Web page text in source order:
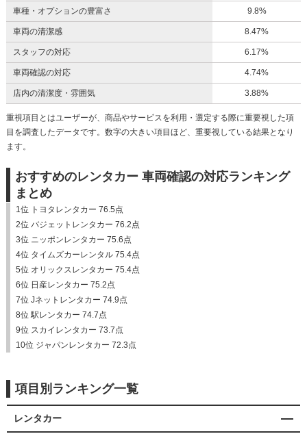
車種・オプションの豊富さ 9.8%
車両の清潔感 8.47%
スタッフの対応 6.17%
車両確認の対応 4.74%
店内の清潔度・雰囲気 3.88%
重視項目とはユーザーが、商品やサービスを利用・選定する際に重要視した項
目を調査したデータです。数字の大きい項目ほど、重要視している結果となり
ます。
おすすめのレンタカー 車両確認の対応ランキング
まとめ
1位 トヨタレンタカー 76.5点
2位 バジェットレンタカー 76.2点
3位 ニッポンレンタカー 75.6点
4位 タイムズカーレンタル 75.4点
5位 オリックスレンタカー 75.4点
6位 日産レンタカー 75.2点
7位 Jネットレンタカー 74.9点
8位 駅レンタカー 74.7点
9位 スカイレンタカー 73.7点
10位 ジャパンレンタカー 72.3点
項目別ランキング一覧
レンタカー